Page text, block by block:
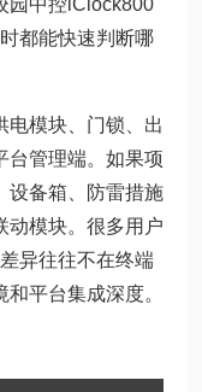
园中控iClock800
都能快速判断哪
电模块、门锁、出
台管理端。如果项
设备箱、防雷措施
动模块。很多用户
异往往不在终端
平台集成深度。